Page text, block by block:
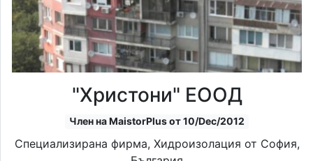
"Христони" ЕООД
Член на MaistorPlus от 10/Dec/2012
Специализирана фирма, Хидроизолация от София,